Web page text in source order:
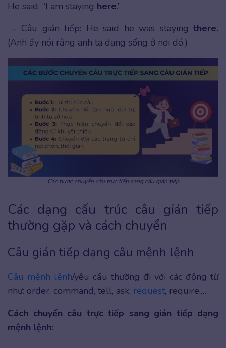
He said, “I am staying here.”
→ Câu gián tiếp: He said he was staying there.
(Anh ấy nói rằng anh ta đang sống ở nơi đó.)
Các bước chuyển câu trực tiếp sang câu gián tiếp
Các dạng cấu trúc câu gián tiếp
thường gặp và cách chuyển
Câu gián tiếp dạng câu mệnh lệnh
Câu mệnh lệnh/yêu cầu thường đi với các động từ
như: order, command, tell, ask, request, require,…
Cách chuyển câu trực tiếp sang gián tiếp dạng
mệnh lệnh: